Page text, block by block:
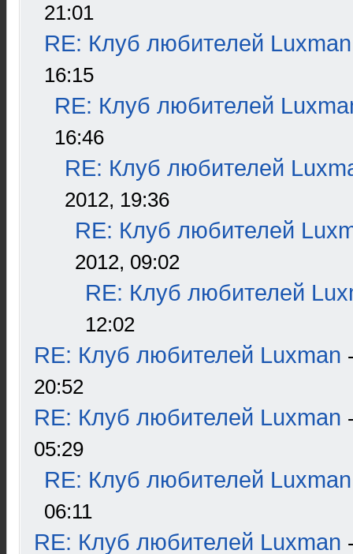
21:01
RE: Клуб любителей Luxman
16:15
RE: Клуб любителей
16:46
RE: Клуб любителей
2012, 19:36
RE: Клуб любителей
2012, 09:02
RE: Клуб любителей
12:02
RE: Клуб любителей Luxman
20:52
RE: Клуб любителей Luxman
05:29
RE: Клуб любителей Luxman
06:11
RE: Клуб любителей Luxman